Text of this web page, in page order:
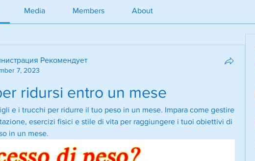
Media Members About
Рекомендует
7, 2023
ridursi entro un mese
e i trucchi per ridurre il tuo peso in un mese. Impara come gestire
esercizi fisici e stile di vita per raggiungere i tuoi obiettivi di
in un mese.